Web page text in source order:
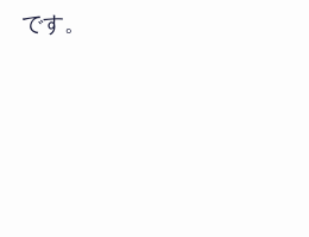
です。